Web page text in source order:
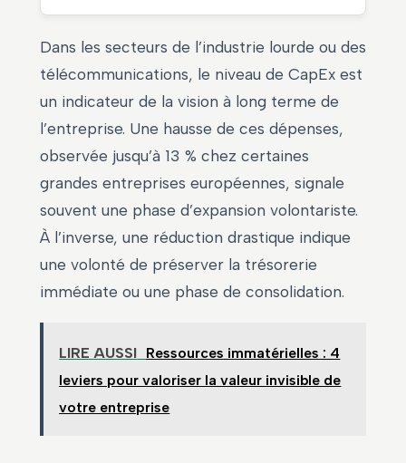
Dans les secteurs de l’industrie lourde ou des
télécommunications, le niveau de CapEx est
un indicateur de la vision à long terme de
l’entreprise. Une hausse de ces dépenses,
observée jusqu’à 13 % chez certaines
grandes entreprises européennes, signale
souvent une phase d’expansion volontariste.
À l’inverse, une réduction drastique indique
une volonté de préserver la trésorerie
immédiate ou une phase de consolidation.
LIRE AUSSI Ressources immatérielles : 4
leviers pour valoriser la valeur invisible de
votre entreprise